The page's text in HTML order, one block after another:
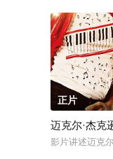
正片
迈克尔·杰克
影片讲述迈克